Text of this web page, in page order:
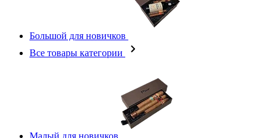
Большой для новичков
Все товары категории
Малый для новичков